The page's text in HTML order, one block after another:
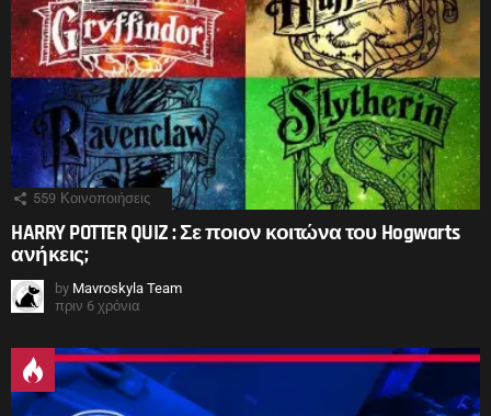
559 Κοινοποιήσεις
HARRY POTTER QUIZ : Σε ποιον κοιτώνα του Hogwarts
ανήκεις;
by Mavroskyla Team
πριν 6 χρόνια